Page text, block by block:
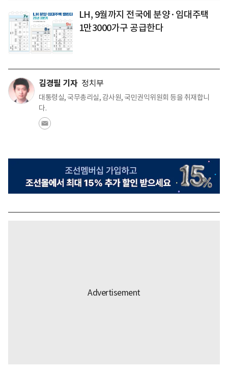
LH, 9월까지 전국에 분양·임대주택
1만3000가구 공급한다
김경필 기자 정치부
대통령실, 국무총리실, 감사원, 국민권익위원회 등을 취재합니
다.